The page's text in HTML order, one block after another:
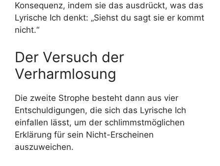
Konsequenz, indem sie das ausdrückt, was das
Lyrische Ich denkt: „Siehst du sagt sie er kommt
nicht.“
Der Versuch der
Verharmlosung
Die zweite Strophe besteht dann aus vier
Entschuldigungen, die sich das Lyrische Ich
einfallen lässt, um der schlimmstmöglichen
Erklärung für sein Nicht-Erscheinen
auszuweichen.